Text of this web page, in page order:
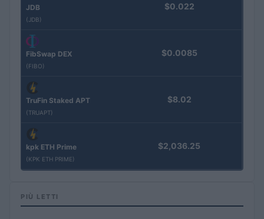
JDB
(JDB)
$0.022
FibSwap DEX
(FIBO)
$0.0085
TruFin Staked APT
(TRUAPT)
$8.02
kpk ETH Prime
(KPK ETH PRIME)
$2,036.25
PIÙ LETTI